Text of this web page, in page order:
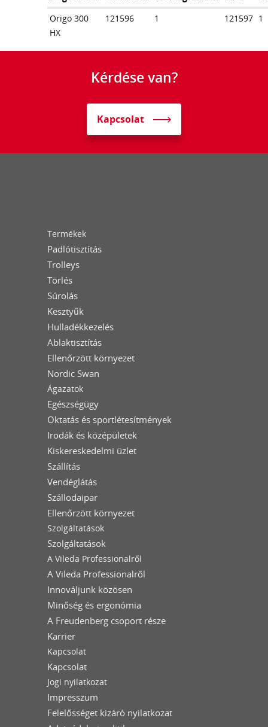
Origo 300
HX
121596 1 121597 1
Kérdése van?
Kapcsolat
Termékek
Padlótisztítás
Trolleys
Törlés
Súrolás
Kesztyűk
Hulladékkezelés
Ablaktisztítás
Ellenőrzött környezet
Nordic Swan
Ágazatok
Egészségügy
Oktatás és sportlétesítmények
Irodák és középületek
Kiskereskedelmi üzlet
Szállítás
Vendéglátás
Szállodaipar
Ellenőrzött környezet
Szolgáltatások
Szolgáltatások
A Vileda Professionalről
A Vileda Professionalről
Innováljunk közösen
Minőség és ergonómia
A Freudenberg csoport része
Karrier
Kapcsolat
Kapcsolat
Jogi nyilatkozat
Impresszum
Felelősséget kizáró nyilatkozat